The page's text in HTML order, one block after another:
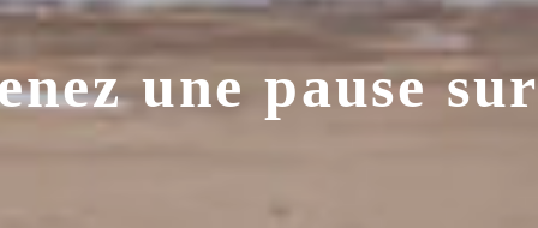
une pause